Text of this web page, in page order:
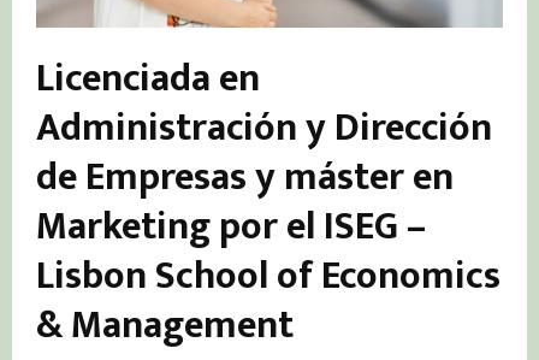
Licenciada en
Administración y Dirección
de Empresas y máster en
Marketing por el ISEG –
Lisbon School of Economics
& Management